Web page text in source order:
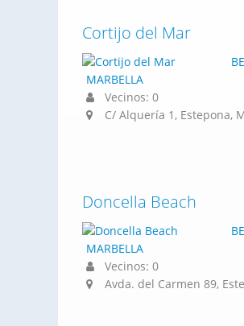
Cortijo del Mar
MARBELLA
Vecinos: 0
C/ Alquería 1, Estepona,
Doncella Beach
MARBELLA
Vecinos: 0
Avda. del Carmen 89,